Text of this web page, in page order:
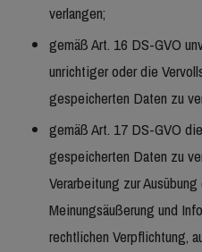
verlangen;
gemäß Art. 16 DS-GVO
unrichtiger oder die
gespeicherten Daten zu
gemäß Art. 17 DS-GVO
gespeicherten Daten zu
Verarbeitung zur
Meinungsäußerung und
rechtlichen Verpflichtung,